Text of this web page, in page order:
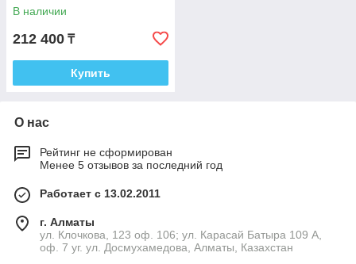
В наличии
212 400 ₸
Купить
О нас
Рейтинг не сформирован
Менее 5 отзывов за последний год
Работает с 13.02.2011
г. Алматы
ул. Клочкова, 123 оф. 106; ул. Карасай Батыра 109 А,
оф. 7 уг. ул. Досмухамедова, Алматы, Казахстан